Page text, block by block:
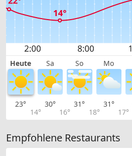
Heute Sa So Mo
23°
14°
30°
16°
31°
18°
31°
17°
Empfohlene Restaurants